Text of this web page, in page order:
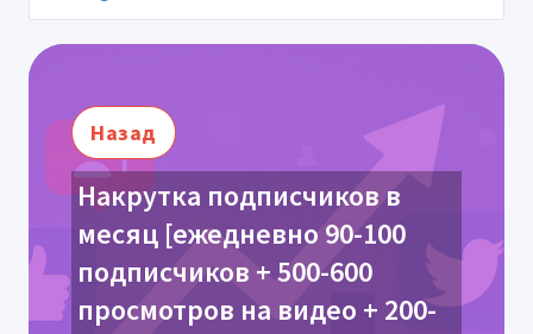
Назад
Накрутка подписчиков в
месяц [ежедневно 90-100
подписчиков + 500-600
просмотров на видео + 200-